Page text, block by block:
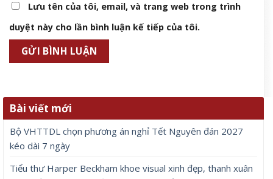
Lưu tên của tôi, email, và trang web trong trình
duyệt này cho lần bình luận kế tiếp của tôi.
Bài viết mới
Bộ VHTTDL chọn phương án nghỉ Tết Nguyên đán 2027
kéo dài 7 ngày
Tiểu thư Harper Beckham khoe visual xinh đẹp, thanh xuân